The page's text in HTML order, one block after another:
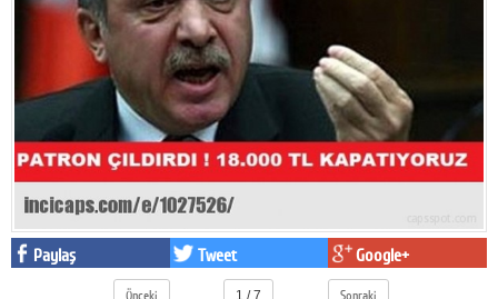
Reyting-tiraj
Teknoloji
Televizyon
Dünya
Facebook
Paylaş Tweet Google+
Önceki 1 / 7 Sonraki